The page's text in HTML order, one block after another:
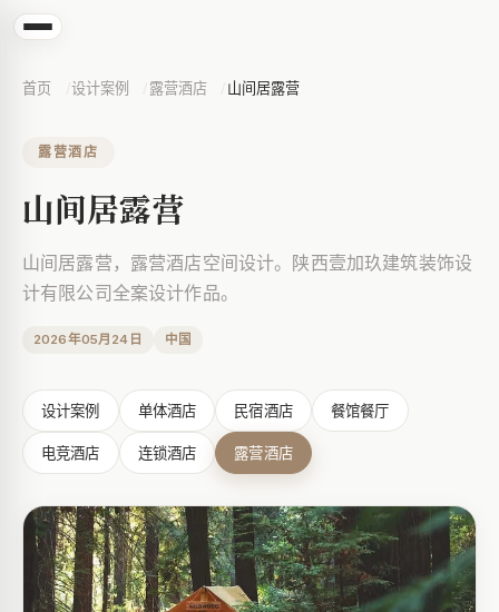
首页 设计案例 露营酒店 山间居露营
露营酒店
山间居露营
山间居露营，露营酒店空间设计。陕西壹加玖建筑装饰设
计有限公司全案设计作品。
2026年05月24日 中国
设计案例 单体酒店 民宿酒店 餐馆餐厅
电竞酒店 连锁酒店 露营酒店